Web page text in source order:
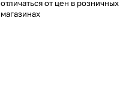
отличаться от цен в розничных
магазинах